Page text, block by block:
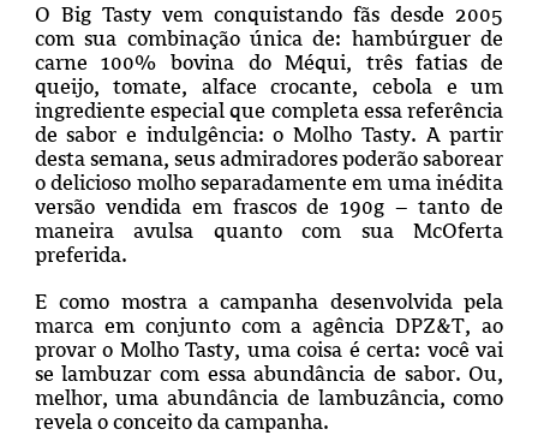
O Big Tasty vem conquistando fãs desde 2005
com sua combinação única de: hambúrguer de
carne 100% bovina do Méqui, três fatias de
queijo, tomate, alface crocante, cebola e um
ingrediente especial que completa essa referência
de sabor e indulgência: o Molho Tasty. A partir
desta semana, seus admiradores poderão saborear
o delicioso molho separadamente em uma inédita
versão vendida em frascos de 190g – tanto de
maneira avulsa quanto com sua McOferta
preferida.
E como mostra a campanha desenvolvida pela
marca em conjunto com a agência DPZ&T, ao
provar o Molho Tasty, uma coisa é certa: você vai
se lambuzar com essa abundância de sabor. Ou,
melhor, uma abundância de lambuzância, como
revela o conceito da campanha.